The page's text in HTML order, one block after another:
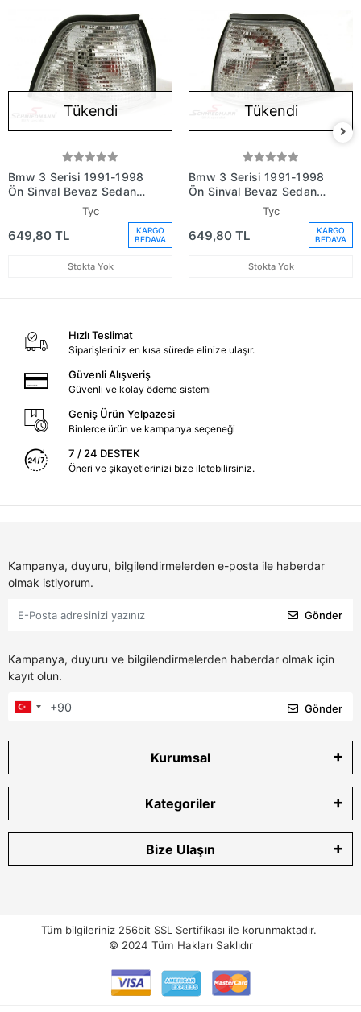
Tükendi
Bmw 3 Serisi 1991-1998
Ön Sinyal Beyaz Sedan
Sağ (Oem No:
82199403096)
Tyc
649,80 TL
KARGO
BEDAVA
Stokta Yok
Tükendi
Bmw 3 Serisi 1991-1998
Ön Sinyal Beyaz Sedan
82199403095)
Tyc
649,80 TL
KARGO
BEDAVA
Stokta Yok
Hızlı Teslimat
Siparişleriniz en kısa sürede elinize ulaşır.
Güvenli Alışveriş
Güvenli ve kolay ödeme sistemi
Geniş Ürün Yelpazesi
Binlerce ürün ve kampanya seçeneği
7 / 24 DESTEK
Öneri ve şikayetlerinizi bize iletebilirsiniz.
Kampanya, duyuru, bilgilendirmelerden e-posta ile haberdar
olmak istiyorum.
Gönder
Kampanya, duyuru ve bilgilendirmelerden haberdar olmak için
kayıt olun.
Gönder
Kurumsal
Kategoriler
Bize Ulaşın
Tüm bilgileriniz 256bit SSL Sertifikası ile korunmaktadır.
© 2024 Tüm Hakları Saklıdır